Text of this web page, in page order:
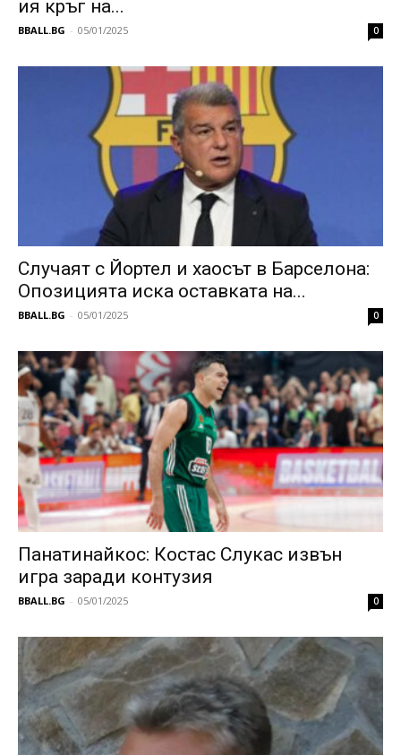
ия кръг на...
BBALL.BG - 05/01/2025 0
Случаят с Йортел и хаосът в Барселона:
Опозицията иска оставката на...
BBALL.BG - 05/01/2025 0
Панатинайкос: Костас Слукас извън
игра заради контузия
BBALL.BG - 05/01/2025 0